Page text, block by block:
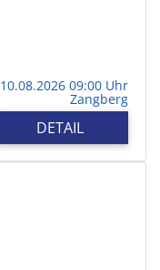
10.08.2026 09:00 Uhr
Zangberg
DETAIL